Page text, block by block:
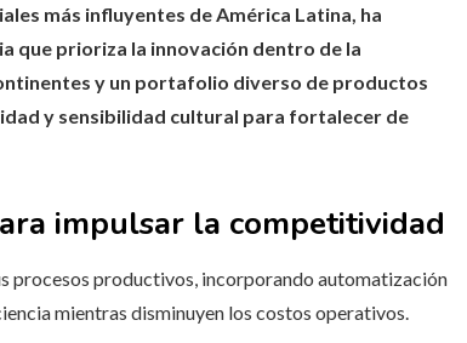
más influyentes de América Latina, ha
que prioriza la innovación dentro de la
y un portafolio diverso de productos
y sensibilidad cultural para fortalecer de
impulsar la competitividad
procesos productivos, incorporando automatización
mientras disminuyen los costos operativos.